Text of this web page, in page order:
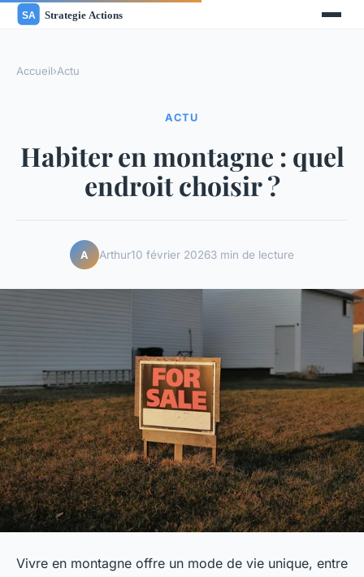
Accueil›Actu
ACTU
Habiter en montagne : quel
endroit choisir ?
A Arthur10 février 20263 min de lecture
Vivre en montagne offre un mode de vie unique, entre